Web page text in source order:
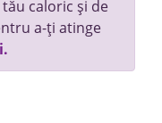
caloric și de
a-ți atinge